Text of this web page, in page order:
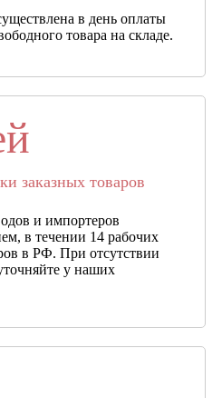
в день оплаты
товара на складе.
заказных товаров
и импортеров
в течении 14 рабочих
в РФ. При отсутствии
у наших